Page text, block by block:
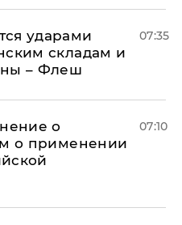
ударами
складам и
– Флеш
07:35
о
о применении
07:10